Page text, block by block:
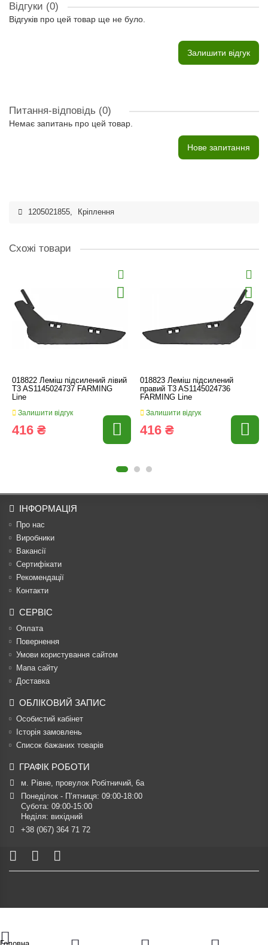
Відгуки (0)
Відгуків про цей товар ще не було.
Залишити відгук
Питання-відповідь (0)
Немає запитань про цей товар.
Нове запитання
1205021855, Кріплення
Схожі товари
018822 Леміш підсилений лівий
T3 AS1145024737 FARMING
Line
Залишити відгук
416 ₴
018823 Леміш підсилений
правий T3 AS1145024736
FARMING Line
Залишити відгук
416 ₴
ІНФОРМАЦІЯ
Про нас
Виробники
Вакансії
Сертифікати
Рекомендації
Контакти
СЕРВІС
Оплата
Повернення
Умови користування сайтом
Мапа сайту
Доставка
ОБЛІКОВИЙ ЗАПИС
Особистий кабінет
Історія замовлень
Список бажаних товарів
ГРАФІК РОБОТИ
м. Рівне, провулок Робітничий, 6а
Понеділок - П’ятниця: 09:00-18:00
Субота: 09:00-15:00
Неділя: вихідний
+38 (067) 364 71 72